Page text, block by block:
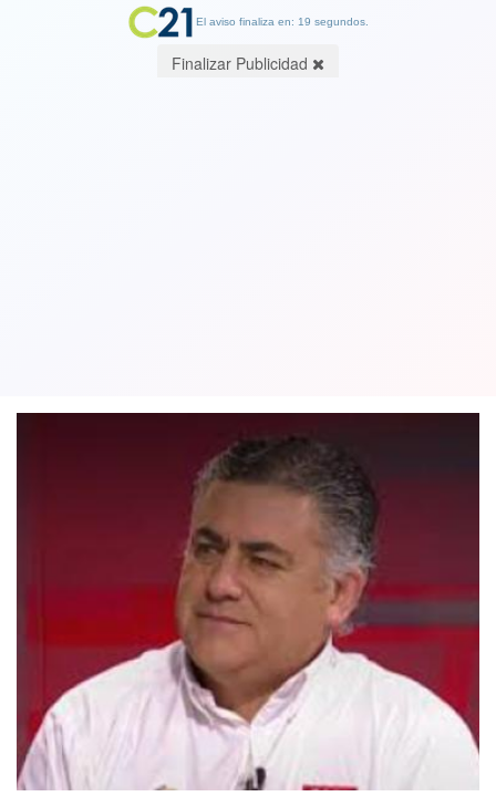
El aviso finaliza en: 19 segundos.
Finalizar Publicidad